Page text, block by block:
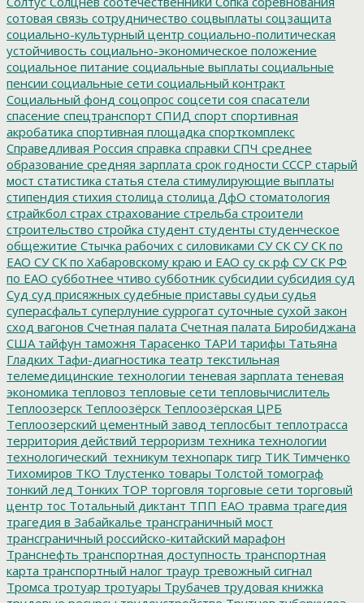
сотовая связь сотрудничество соцвыплаты соцзащита
социально-культурный центр социально-политическая
устойчивость социально-экономическое положение
социальное питание социальные выплаты социальные
пенсии социальные сети социальный контракт
Социальный фонд соцопрос соцсети соя спасатели
спасение спецтранспорт СПИД спорт спортивная
акробатика спортивная площадка спорткомплекс
Справедливая Россия справка справки СПЧ среднее
образование средняя зарплата срок годности СССР старый
мост статистика статья стела стимулирующие выплаты
стипендия стихия столица столица ДфО стоматология
страйкбол страх страхование стрельба строители
строительство стройка студент студенты студенческое
общежитие Стычка рабочих с силовиками СУ СК СУ СК по
ЕАО СУ СК по Хабаровскому краю и ЕАО су ск рф СУ СК РФ
по ЕАО субботнее чтиво субботник субсидии субсидия суд
Суд суд присяжных судебные приставы судьи судья
суперасфальт суперлуние суррогат суточные сухой закон
сход вагонов Счетная палата Счетная палата Биробиджана
США тайфун таможня Тарасенко ТАРИ тарифы Татьяна
Гладких Тафи-диагностика театр текстильная
телемедицинские технологии теневая зарплата теневая
экономика тепловоз тепловые сети тепловычислитель
Теплоозерск Теплоозёрск Теплоозёрская ЦРБ
Теплоозерский цементный завод теплосбыт теплотрасса
территория действий терроризм техника технологии
технологический_техникум технопарк тигр ТИК Тимченко
Тихомиров ТКО Тлустенко товары Толстой томограф
тонкий лед Тонких ТОР торговля торговые сети торговый
центр тос Тотальный диктант ТПП ЕАО травма трагедия
трагедия в Забайкалье трансграничный мост
трансграничный российско-китайский марафон
Транснефть транспортная доступность транспортная
карта транспортный налог траур тревожный сигнал
Тромса тротуар тротуары Трубачев трудовая книжка